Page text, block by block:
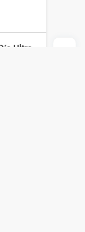
Ultra